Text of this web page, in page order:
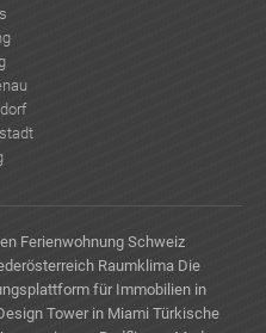
Ferienwohnung Schweiz
Raumklima Die
für Immobilien in
Tower in Miami Türkische